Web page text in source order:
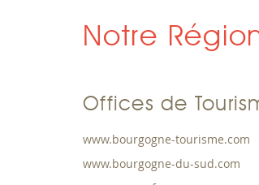
Notre
Offices de
www.bourgogne-tourisme.com
www.bourgogne-du-sud.com